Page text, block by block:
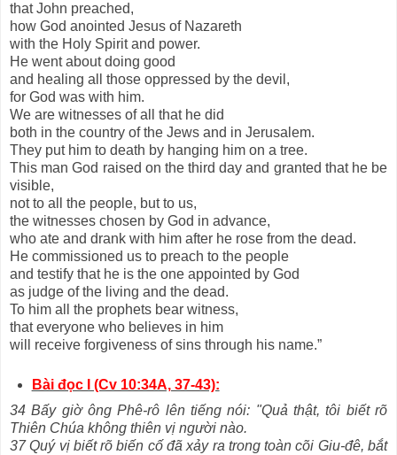
that John preached,
how God anointed Jesus of Nazareth
with the Holy Spirit and power.
He went about doing good
and healing all those oppressed by the devil,
for God was with him.
We are witnesses of all that he did
both in the country of the Jews and in Jerusalem.
They put him to death by hanging him on a tree.
This man God raised on the third day and granted that he be
visible,
not to all the people, but to us,
the witnesses chosen by God in advance,
who ate and drank with him after he rose from the dead.
He commissioned us to preach to the people
and testify that he is the one appointed by God
as judge of the living and the dead.
To him all the prophets bear witness,
that everyone who believes in him
will receive forgiveness of sins through his name.”
Bài đọc I (Cv 10:34A, 37-43):
34 Bấy giờ ông Phê-rô lên tiếng nói: "Quả thật, tôi biết rõ
Thiên Chúa không thiên vị người nào.
37 Quý vị biết rõ biến cố đã xảy ra trong toàn cõi Giu-đê, bắt